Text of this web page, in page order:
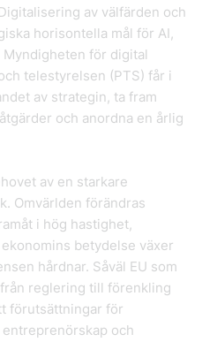
av välfärden och
horisontella mål för AI,
för digital
telestyrelsen (PTS) får i
av strategin, ta fram
och anordna en årlig
av en starkare
Omvärlden förändras
i hög hastighet,
betydelse växer
hårdnar. Såväl EU som
reglering till förenkling
förutsättningar för
och